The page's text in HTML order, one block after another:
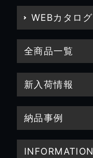
WEBカタログ
全商品一覧
新入荷情報
納品事例
INFORMATION